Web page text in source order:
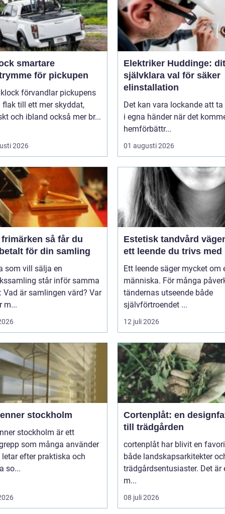
för pickupen
förvandlar pickupens
flak till ett mer skyddat,
och ibland också mer br...
2026
Elektriker Huddinge:
självklara val för säker
elinstallation
Det kan vara lockande att ta
i egna händer när det
hemförbättr...
01 augusti 2026
så får du
för din samling
som vill sälja en
står inför samma
Vad är samlingen värd? Var
m...
Estetisk tandvård vägen till
ett leende du trivs med
Ett leende säger mycket om
människa. För många
tändernas utseende både
självförtroendet ...
12 juli 2026
stockholm
stockholm är ett
som många använder
letar efter praktiska och
so...
Cortenplåt: en
till trädgården
cortenplåt har blivit en
både landskapsarkitekter
trädgårdsentusiaster. Det är
m...
08 juli 2026